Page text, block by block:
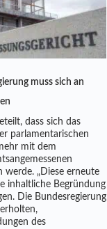
muss sich an
dass sich das
parlamentarischen
mit dem
werde. „Diese erneute
inhaltliche Begründung
Die Bundesregierung
des